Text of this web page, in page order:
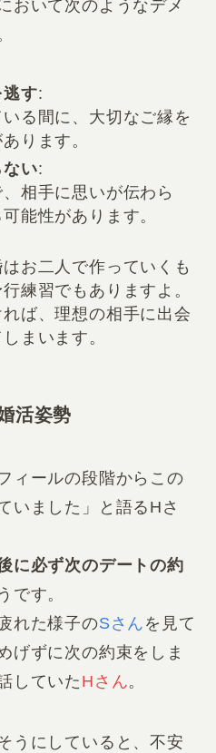
おいて次のようなデメ
す:
る間に、大切なご縁を
ります。
い:
相手に思いが伝わら
能性があります。
お二人で作っていくも
練習でもありますよ。
ば、理想の相手に出会
まいます。
活姿勢
ィールの段階からこの
いました」と語るHさ
に必ず次のデートの約
です。
れた様子のSさん を見て
げずに次の約束をしま
していた Hさん。
うにしていると、不安